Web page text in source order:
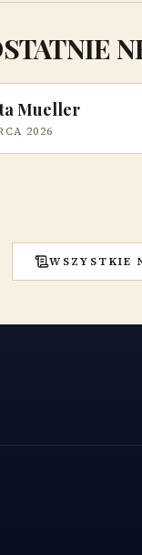
Mueller
2026
WSZYSTKIE